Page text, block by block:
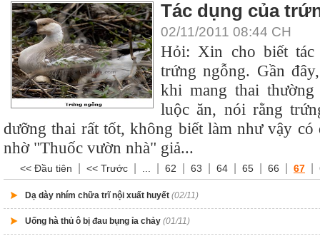
Tác dụng của
02/11/2011 08:44 CH
Hỏi: Xin cho biết tác
trứng ngỗng. Gần
khi mang thai
luộc ăn, nói rằng
dưỡng thai rất tốt, không biết làm như vậy
nhờ "Thuốc vườn nhà" giả...
<< Đầu tiên << Trước 62 63 64 65 66 67
Dạ dày nhím chữa trĩ nội xuất huyết (02/11)
Uống hà thủ ô bị đau bụng ỉa chảy (01/11)